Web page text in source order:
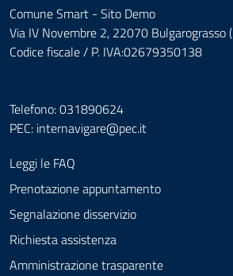
Comune Smart - Sito Demo
Via IV Novembre 2, 22070 Bulgarograsso
Codice fiscale / P. IVA:02679350138
Telefono: 031890624
PEC: internavigare@pec.it
Leggi le FAQ
Prenotazione appuntamento
Segnalazione disservizio
Richiesta assistenza
Amministrazione trasparente